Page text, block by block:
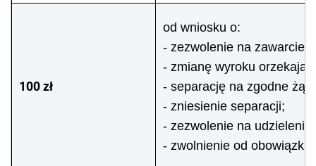
100 zł
od wniosku o:
- zezwolenie na zawarcie
- zmianę wyroku
- separację na zgodne
- zniesienie separacji;
- zezwolenie na udzielenie
- zwolnienie od obowiązku